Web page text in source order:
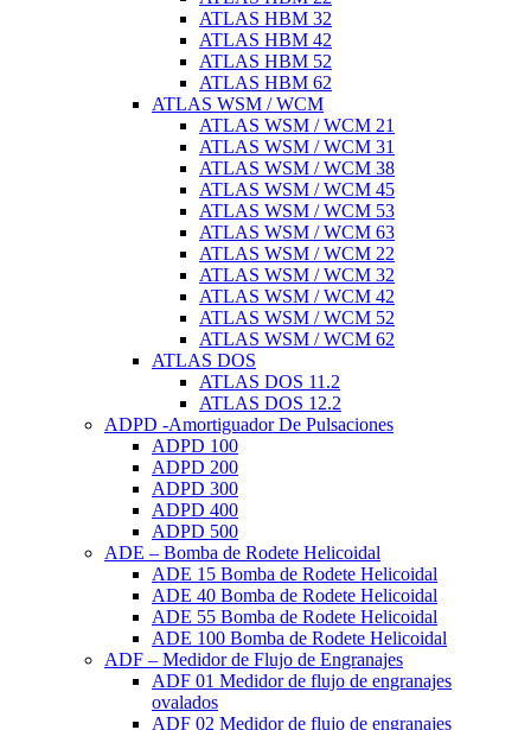
ATLAS HBM 32
ATLAS HBM 42
ATLAS HBM 52
ATLAS HBM 62
ATLAS WSM / WCM
ATLAS WSM / WCM 21
ATLAS WSM / WCM 31
ATLAS WSM / WCM 38
ATLAS WSM / WCM 45
ATLAS WSM / WCM 53
ATLAS WSM / WCM 63
ATLAS WSM / WCM 22
ATLAS WSM / WCM 32
ATLAS WSM / WCM 42
ATLAS WSM / WCM 52
ATLAS WSM / WCM 62
ATLAS DOS
ATLAS DOS 11.2
ATLAS DOS 12.2
ADPD -Amortiguador De Pulsaciones
ADPD 100
ADPD 200
ADPD 300
ADPD 400
ADPD 500
ADE – Bomba de Rodete Helicoidal
ADE 15 Bomba de Rodete Helicoidal
ADE 40 Bomba de Rodete Helicoidal
ADE 55 Bomba de Rodete Helicoidal
ADE 100 Bomba de Rodete Helicoidal
ADF – Medidor de Flujo de Engranajes
ADF 01 Medidor de flujo de engranajes
ovalados
ADF 02 Medidor de flujo de engranajes